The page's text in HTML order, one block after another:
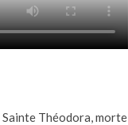
Théodora, morte